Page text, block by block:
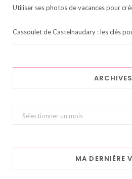
Utiliser ses photos de vacances pour
Cassoulet de Castelnaudary : les clés
ARCHIVES
Archives
MA DERNIÈRE